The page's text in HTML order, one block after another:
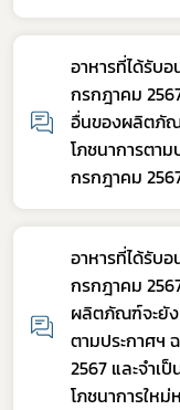
อาหารที่ได้รับ
กรกฎาคม
อื่นของผลิตภัณ
โภชนาการตา
กรกฎาคม
อาหารที่ได้รับ
กรกฎาคม
ผลิตภัณฑ์จะยัง
ตามประกาศฯ
2567 และจำเ
โภชนาการใหม่